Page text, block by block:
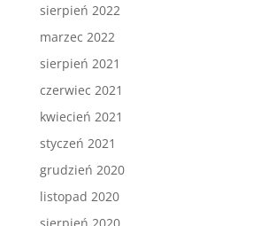
sierpień 2022
marzec 2022
sierpień 2021
czerwiec 2021
kwiecień 2021
styczeń 2021
grudzień 2020
listopad 2020
sierpień 2020